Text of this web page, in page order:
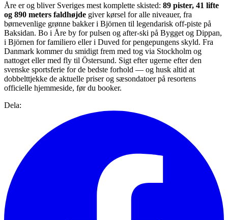
Åre er og bliver Sveriges mest komplette skisted: 89 pister, 41 lifte
og 890 meters faldhøjde giver kørsel for alle niveauer, fra
børnevenlige grønne bakker i Björnen til legendarisk off-piste på
Baksidan. Bo i Åre by for pulsen og after-ski på Bygget og Dippan,
i Björnen for familiero eller i Duved for pengepungens skyld. Fra
Danmark kommer du smidigt frem med tog via Stockholm og
nattoget eller med fly til Östersund. Sigt efter ugerne efter den
svenske sportsferie for de bedste forhold — og husk altid at
dobbelttjekke de aktuelle priser og sæsondatoer på resortens
officielle hjemmeside, før du booker.
Dela: